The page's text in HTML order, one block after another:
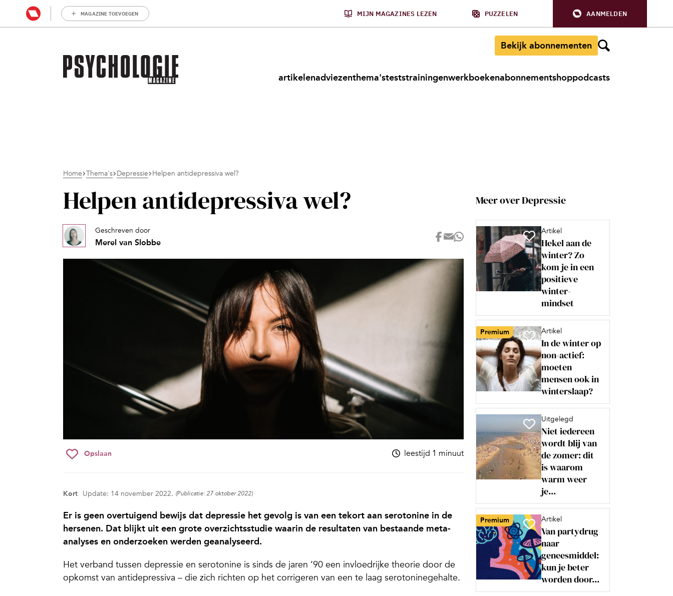
MAGAZINE TOEVOEGEN MIJN MAGAZINES LEZEN PUZZELEN AANMELDEN
Bekijk abonnementen
artikelenadviezenthema'steststrainingenwerkboekenabonnementshoppodcasts
Home Thema's Depressie Helpen antidepressiva wel?
Helpen antidepressiva wel?
Geschreven door
Merel van Slobbe
Opslaan leestijd 1 minuut
Kort Update: 14 november 2022. (Publicatie: 27 oktober 2022)
Er is geen overtuigend bewijs dat depressie het gevolg is van een tekort aan serotonine in de
hersenen. Dat blijkt uit een grote overzichtsstudie waarin de resultaten van bestaande meta-
analyses en onderzoeken werden geanalyseerd.
Het verband tussen depressie en serotonine is sinds de jaren ‘90 een invloedrijke theorie door de
opkomst van antidepressiva – die zich richten op het corrigeren van een te laag serotoninegehalte.
Meer over Depressie
Artikel
Hekel aan de
winter? Zo
kom je in een
positieve
winter-
mindset
Premium Artikel
In de winter op
non-actief:
moeten
mensen ook in
winterslaap?
Uitgelegd
Niet iedereen
wordt blij van
de zomer: dit
is waarom
warm weer
je...
Premium Artikel
Van partydrug
naar
geneesmiddel:
kun je beter
worden door...